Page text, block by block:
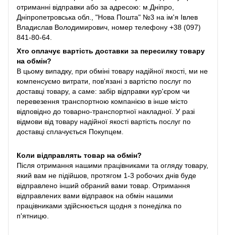
отриманні відправки або за адресою: м.Дніпро,
Дніпропетровська обл., "Нова Пошта" №3 на ім'я Івлев
Владислав Володимирович, номер телефону +38 (097)
841-80-64.
Хто оплачує вартість доставки за пересилку товару
на обмін?
В цьому випадку, при обміні товару надійної якості, ми не
компенсуємо витрати, пов'язані з вартістю послуг по
доставці товару, а саме: забір відправки кур'єром чи
перевезення транспортною компанією в інше місто
відповідно до товарно-транспортної накладної. У разі
відмови від товару надійної якості вартість послуг по
доставці сплачується Покупцем.
Коли відправлять товар на обмін?
Після отримання нашими працівниками та огляду товару,
який вам не підійшов, протягом 1-3 робочих днів буде
відправлено інший обраний вами товар. Отримання
відправлених вами відправок на обмін нашими
працівниками здійснюється щодня з понеділка по
п'ятницю.